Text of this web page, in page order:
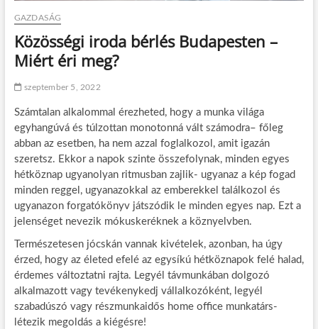
GAZDASÁG
Közösségi iroda bérlés Budapesten –
Miért éri meg?
szeptember 5, 2022
Számtalan alkalommal érezheted, hogy a munka világa
egyhangúvá és túlzottan monotonná vált számodra– főleg
abban az esetben, ha nem azzal foglalkozol, amit igazán
szeretsz. Ekkor a napok szinte összefolynak, minden egyes
hétköznap ugyanolyan ritmusban zajlik- ugyanaz a kép fogad
minden reggel, ugyanazokkal az emberekkel találkozol és
ugyanazon forgatókönyv játszódik le minden egyes nap. Ezt a
jelenséget nevezik mókuskeréknek a köznyelvben.
Természetesen jócskán vannak kivételek, azonban, ha úgy
érzed, hogy az életed efelé az egysíkú hétköznapok felé halad,
érdemes változtatni rajta. Legyél távmunkában dolgozó
alkalmazott vagy tevékenykedj vállalkozóként, legyél
szabadúszó vagy részmunkaidős home office munkatárs-
létezik megoldás a kiégésre!